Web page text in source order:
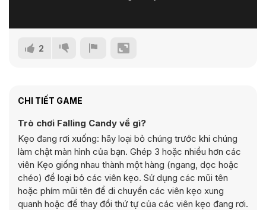
2
CHI TIẾT GAME
Trò chơi Falling Candy về gì?
Kẹo đang rơi xuống: hãy loại bỏ chúng trước khi chúng
làm chật màn hình của bạn. Ghép 3 hoặc nhiều hơn các
viên Kẹo giống nhau thành một hàng (ngang, dọc hoặc
chéo) để loại bỏ các viên kẹo. Sử dụng các mũi tên
hoặc phím mũi tên để di chuyển các viên kẹo xung
quanh hoặc để thay đổi thứ tự của các viên kẹo đang rơi.